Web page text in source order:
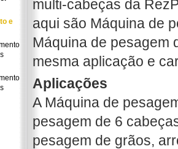
e
multi-cabeças da
aqui são Máquina de
Máquina de pesagem
mesma aplicação e
Aplicações
A Máquina de
pesagem de 6
pesagem de grãos,